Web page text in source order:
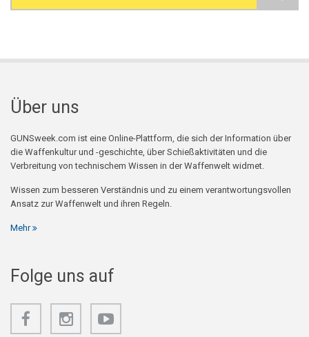
Search form
Über uns
GUNSweek.com ist eine Online-Plattform, die sich der Information über
die Waffenkultur und -geschichte, über Schießaktivitäten und die
Verbreitung von technischem Wissen in der Waffenwelt widmet.
Wissen zum besseren Verständnis und zu einem verantwortungsvollen
Ansatz zur Waffenwelt und ihren Regeln.
Mehr
Folge uns auf